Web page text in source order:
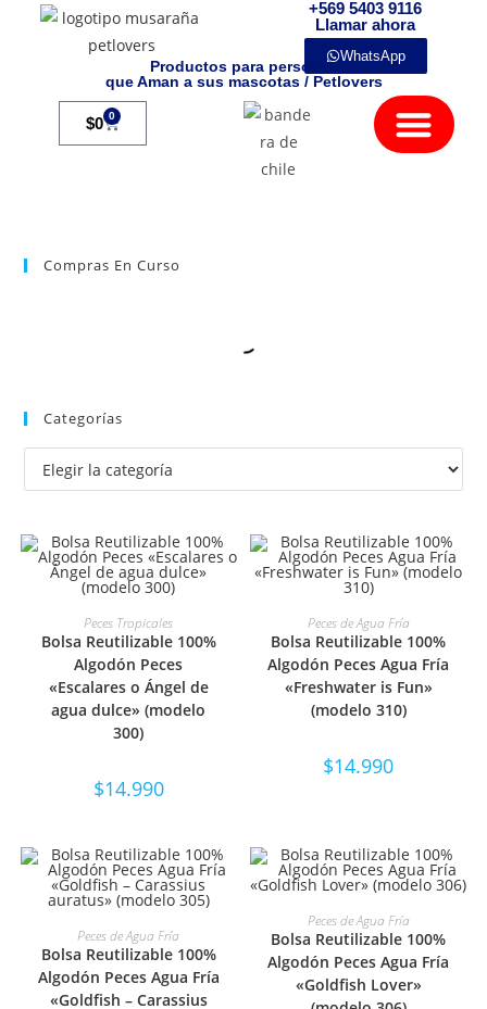
+569 5403 9116
Llamar ahora
WhatsApp
Productos para personas
que Aman a sus mascotas / Petlovers
$0 0
Compras En Curso
Categorías
SELECCIONAR OPCIONES
Peces Tropicales
Bolsa Reutilizable 100%
Algodón Peces
«Escalares o Ángel de
agua dulce» (modelo
300)
$14.990
SELECCIONAR OPCIONES
Peces de Agua Fría
Bolsa Reutilizable 100%
Algodón Peces Agua Fría
«Freshwater is Fun»
(modelo 310)
$14.990
SELECCIONAR OPCIONES
Peces de Agua Fría
Bolsa Reutilizable 100%
Algodón Peces Agua Fría
«Goldfish – Carassius
SELECCIONAR OPCIONES
Peces de Agua Fría
Bolsa Reutilizable 100%
Algodón Peces Agua Fría
«Goldfish Lover»